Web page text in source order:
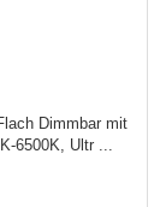
Dimmbar mit
6500K, Ultr ...